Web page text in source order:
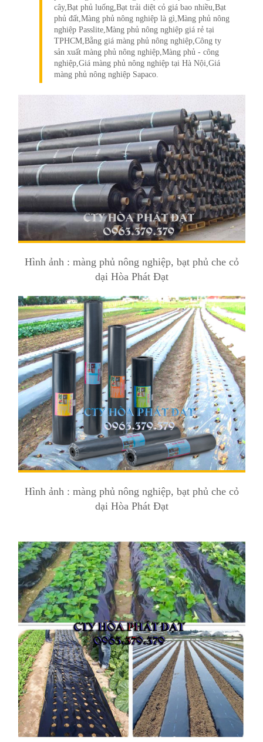
cây,Bạt phủ luống,Bạt trải diệt cỏ giá bao nhiều,Bạt
phủ đất,Màng phủ nông nghiệp là gì,Màng phủ nông
nghiệp Passlite,Màng phủ nông nghiệp giá rẻ tại
TPHCM,Bằng giá màng phủ nông nghiệp,Công ty
sản xuất màng phủ nông nghiệp,Màng phủ - công
nghiệp,Giá màng phủ nông nghiệp tại Hà Nội,Giá
màng phủ nông nghiệp Sapaco.
Hình ảnh : màng phủ nông nghiệp, bạt phủ che cỏ
dại Hòa Phát Đạt
Hình ảnh : màng phủ nông nghiệp, bạt phủ che cỏ
dại Hòa Phát Đạt